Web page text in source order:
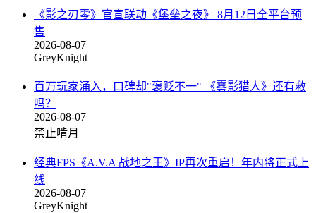
《影之刃零》官宣联动《堡垒之夜》 8月12日全平台预
售
2026-08-07
GreyKnight
百万玩家涌入，口碑却"褒贬不一" 《雾影猎人》还有救
吗？
2026-08-07
禁止啃月
经典FPS《A.V.A 战地之王》IP再次重启！年内将正式上
线
2026-08-07
GreyKnight